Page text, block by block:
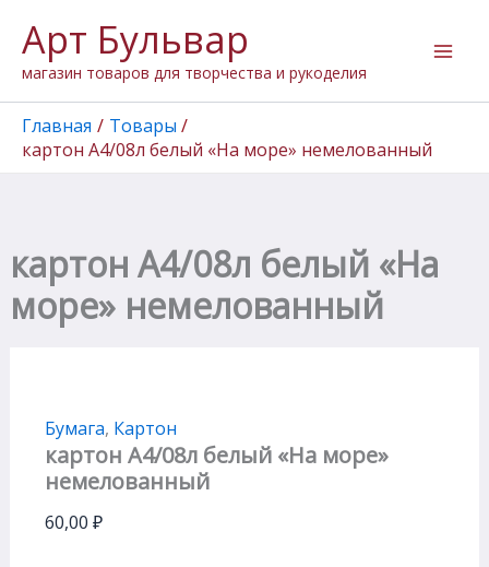
содержимому
Арт Бульвар
магазин товаров для творчества и рукоделия
Главная
Товары
картон А4/08л белый «На море» немелованный
картон А4/08л белый «На
море» немелованный
Бумага, Картон
картон А4/08л белый «На море»
немелованный
60,00 ₽
товара
картон
А4/08л
белый
"На
немелованный